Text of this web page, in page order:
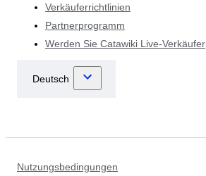
Verkäuferrichtlinien
Partnerprogramm
Werden Sie Catawiki Live-Verkäufer
Nutzungsbedingungen